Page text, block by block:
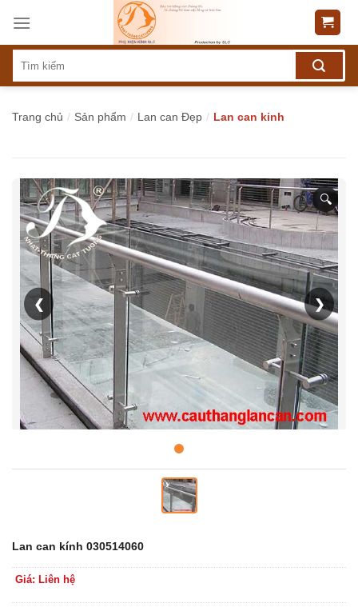
content
Trang chủ / Sản phẩm / Lan can Đẹp / Lan can kinh
🔍
❮ ❯
Lan can kính 030514060
Giá: Liên hệ